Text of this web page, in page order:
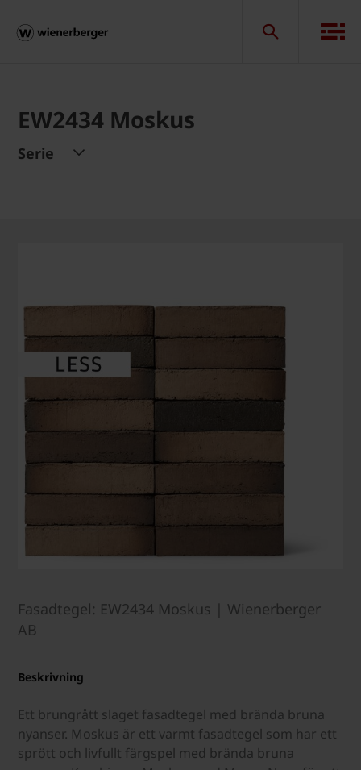
EW2434 Moskus
Serie
Fasadtegel: EW2434 Moskus | Wienerberger
AB
Beskrivning
Ett brungrått slaget fasadtegel med brända bruna
nyanser. Moskus är ett varmt fasadtegel som har ett
sprött och livfullt färgspel med brända bruna